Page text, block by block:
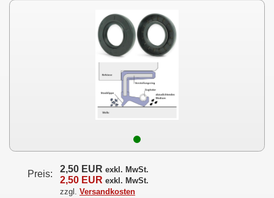
Preis: 2,50 EUR exkl. MwSt.
2,50 EUR exkl. MwSt.
zzgl. Versandkosten